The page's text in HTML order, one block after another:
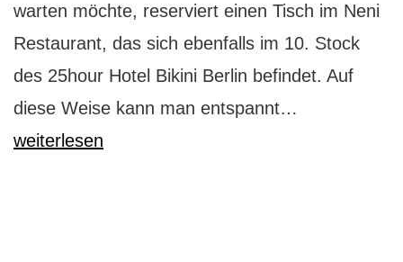
warten möchte, reserviert einen Tisch im Neni
Restaurant, das sich ebenfalls im 10. Stock
des 25hour Hotel Bikini Berlin befindet. Auf
diese Weise kann man entspannt…
weiterlesen